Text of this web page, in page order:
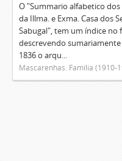
O "Summario alfabetico
da Illma. e Exma. Casa dos
Sabugal", tem um índice no
descrevendo
1836 o arqu...
Mascarenhas. Família (1910-